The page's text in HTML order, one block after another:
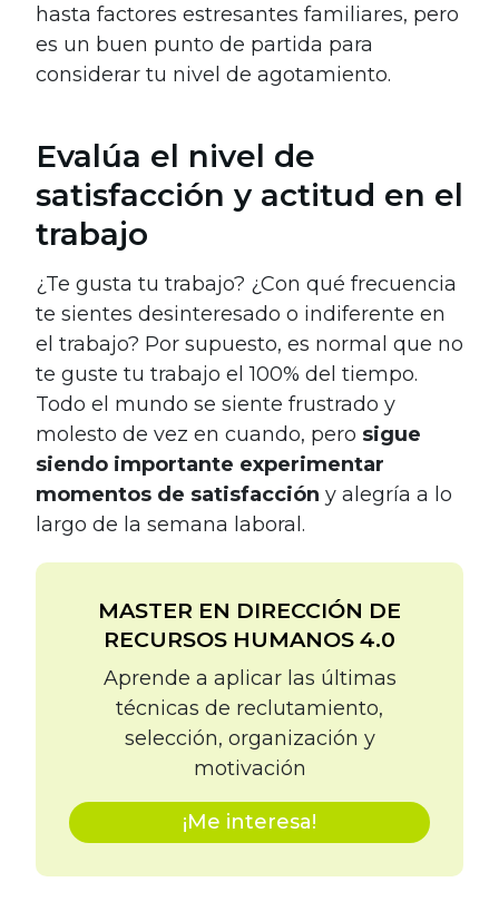
hasta factores estresantes familiares, pero
es un buen punto de partida para
considerar tu nivel de agotamiento.
Evalúa el nivel de
satisfacción y actitud en el
trabajo
¿Te gusta tu trabajo? ¿Con qué frecuencia
te sientes desinteresado o indiferente en
el trabajo? Por supuesto, es normal que no
te guste tu trabajo el 100% del tiempo.
Todo el mundo se siente frustrado y
molesto de vez en cuando, pero sigue
siendo importante experimentar
momentos de satisfacción y alegría a lo
largo de la semana laboral.
MASTER EN DIRECCIÓN DE
RECURSOS HUMANOS 4.0
Aprende a aplicar las últimas
técnicas de reclutamiento,
selección, organización y
motivación
¡Me interesa!